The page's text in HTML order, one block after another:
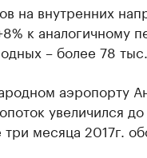
на внутренних
к аналогичному
– более 78
аэропорту
увеличился
месяца 2017г.